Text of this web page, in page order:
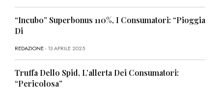
“Incubo” Superbonus 110%, I Consumatori: “Pioggia
Di
REDAZIONE- 13 APRILE 2025
Truffa Dello Spid, L’allerta Dei Consumatori:
“Pericolosa”